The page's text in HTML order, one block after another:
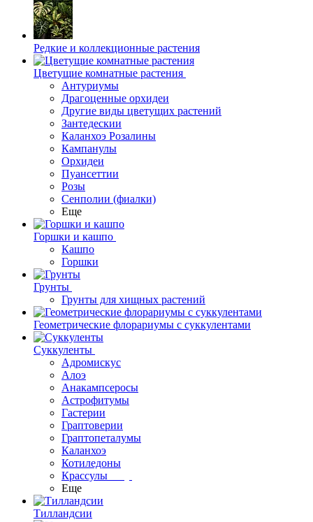
Редкие и коллекционные растения
Цветущие комнатные растения
Антуриумы
Драгоценные орхидеи
Другие виды цветущих растений
Зантедескии
Каланхоэ Розалины
Кампанулы
Орхидеи
Пуансеттии
Розы
Сенполии (фиалки)
Еще
Горшки и кашпо
Кашпо
Горшки
Грунты
Грунты для хищных растений
Геометрические флорариумы с суккулентами
Суккуленты
Адромискус
Алоэ
Анакампсеросы
Астрофитумы
Гастерии
Граптоверии
Граптопеталумы
Каланхоэ
Котиледоны
Крассулы
Еще
Тилландсии